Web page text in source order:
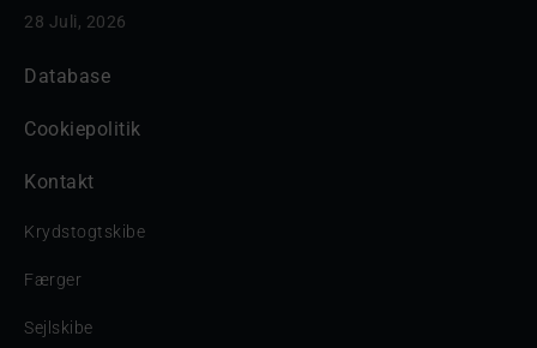
28 Juli, 2026
Database
Cookiepolitik
Kontakt
Krydstogtskibe
Færger
Sejlskibe